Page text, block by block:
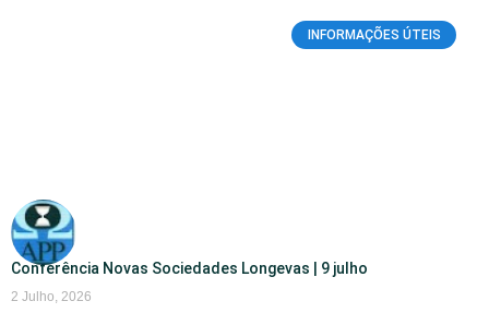
INFORMAÇÕES ÚTEIS
Conferência Novas Sociedades Longevas | 9 julho
2 Julho, 2026